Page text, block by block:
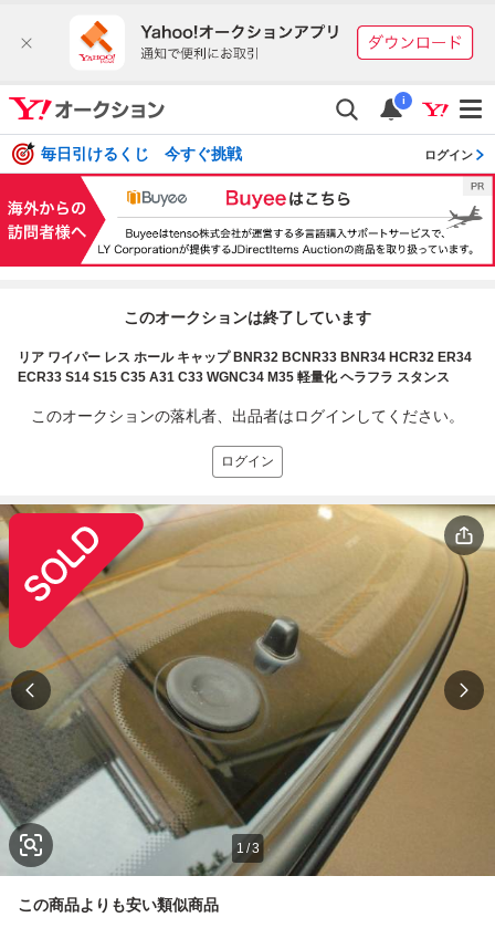
i
毎日引けるくじ 今すぐ挑戦 ログイン
このオークションは終了しています
リア ワイパー レス ホール キャップ BNR32 BCNR33 BNR34 HCR32 ER34
ECR33 S14 S15 C35 A31 C33 WGNC34 M35 軽量化 ヘラフラ スタンス
このオークションの落札者、出品者はログインしてください。
ログイン
1 /3
この商品よりも安い類似商品